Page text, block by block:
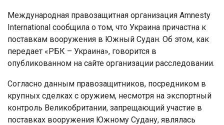
Международная правозащитная организация Amnesty
International сообщила о том, что Украина причастна к
поставкам вооружения в Южный Судан. Об этом, как
передает «РБК – Украина», говорится в
опубликованном на сайте организации расследовании.
Согласно данным правозащитников, посредником в
крупных сделках с оружием, несмотря на экспортный
контроль Великобритании, запрещающий участие в
поставках вооружения Южному Судану, являлась